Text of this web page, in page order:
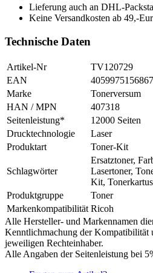
Lieferung auch an DHL-
Keine Versandkosten ab 49,-
Technische Daten
Artikel-Nr
TV120729
EAN
4059975156867
Marke
Tonerversum
HAN / MPN
407318
Seitenleistung*
12000 Seiten
Drucktechnologie
Laser
Produktart
Toner-Kit
Schlagwörter
Ersatztoner,
Lasertoner,
Kit,
Produktgruppe
Toner
Markenkompatibilität Ricoh
Alle Hersteller- und Markennamen
Kenntlichmachung der Kompatibilität
jeweiligen Rechteinhaber.
Alle Angaben der Seitenleistung bei